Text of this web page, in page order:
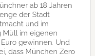
ab 18 Jahren
der Stadt
und im
Müll im eigenen
gewinnen. Und
dass München Zero